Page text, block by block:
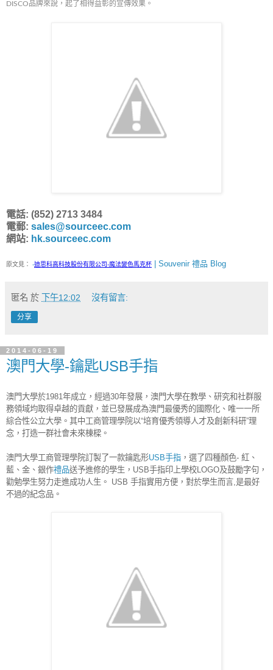
DISCO品牌來說，起了相得益彰的宣傳效果。
電話: (852) 2713 3484
電郵: sales@sourceec.com
網站: hk.sourceec.com
原文見： -迪思科高科技股份有限公司-魔法變色馬克杯 | Souvenir 禮品 Blog
匿名 於 下午12:02 沒有留言:
分享
2014-06-19
澳門大學-鑰匙USB手指
澳門大學於1981年成立，經過30年發展，澳門大學在教學、研究和社群服
務領域均取得卓越的貢獻，並已發展成為澳門最優秀的國際化、唯一一所
綜合性公立大學。其中工商管理學院以“培育優秀領導人才及創新科研”理
念，打造一群社會未來棟樑。
澳門大學工商管理學院訂製了一款鑰匙形USB手指 ，選了四種顏色- 紅、
藍、金、銀作禮品送予進修的學生，USB手指印上學校LOGO及鼓勵字句，
勸勉學生努力走進成功人生。 USB 手指實用方便，對於學生而言,是最好
不過的紀念品。